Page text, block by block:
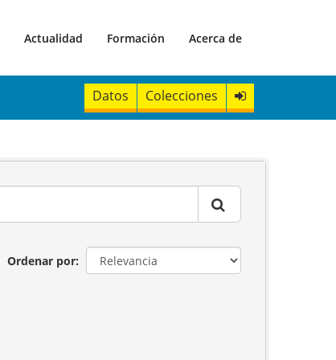
Actualidad Formación Acerca de
Datos Colecciones
Ordenar por